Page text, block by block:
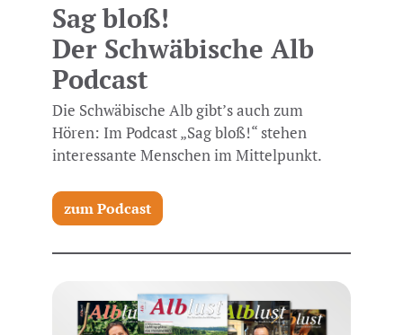
Sag bloß!
Der Schwäbische Alb
Podcast
Die Schwäbische Alb gibt’s auch zum
Hören: Im Podcast „Sag bloß!“ stehen
interessante Menschen im Mittelpunkt.
zum Podcast